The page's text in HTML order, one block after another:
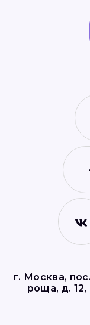
г. Москва,
роща, д. 12,